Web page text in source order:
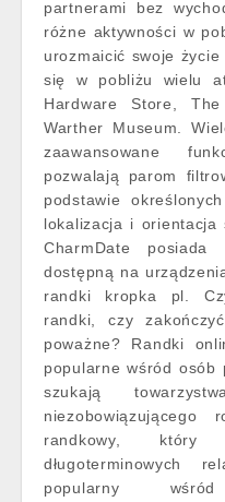
partnerami bez
różne aktywności w
urozmaicić swoje
się w pobliżu wielu
Hardware Store,
Warther Museum.
zaawansowane
pozwalają parom
podstawie
lokalizacja i orientacja
CharmDate posiada
dostępną na
randki kropka pl.
randki, czy
poważne? Randki
popularne wśród osób
szukają
randkowy,
długoterminowych
popularny